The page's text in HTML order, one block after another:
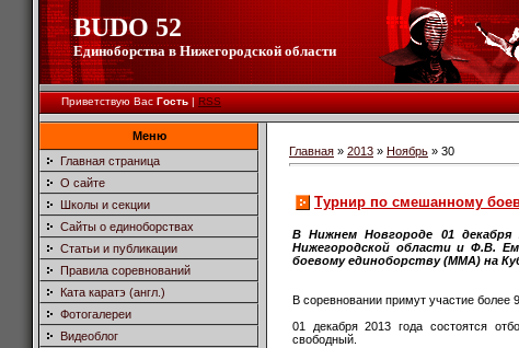
BUDO 52
Единоборства в Нижегородской области
Приветствую Вас Гость|RSS
Меню
Главная страница
О сайте
Школы и секции
Сайты о единоборствах
Статьи и публикации
Правила соревнований
Ката каратэ (англ.)
Фотогалереи
Видеоблог
Главная » 2013 » Ноябрь » 30
Турнир по смешанному
В Нижнем Новгороде 01
Нижегородской области и Ф.В.
боевому единоборству (ММА) на
В соревновании примут участие более
01 декабря 2013 года состоятся
свободный.